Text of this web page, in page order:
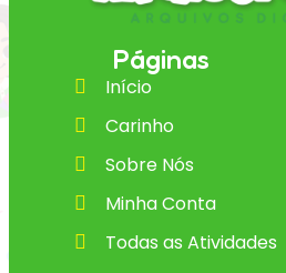
Páginas
Início
Carinho
Sobre Nós
Minha Conta
Todas as Atividades